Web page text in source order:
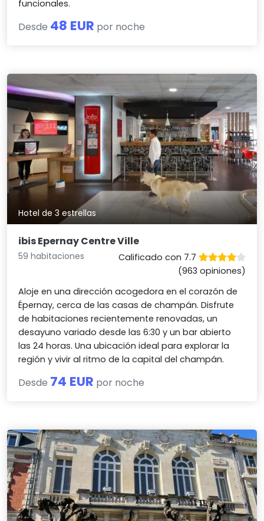
funcionales.
Desde 48 EUR por noche
Hotel de 3 estrellas
ibis Epernay Centre Ville
59 habitaciones
Calificado con 7.7
(963 opiniones)
Aloje en una dirección acogedora en el corazón de
Épernay, cerca de las casas de champán. Disfrute
de habitaciones recientemente renovadas, un
desayuno variado desde las 6:30 y un bar abierto
las 24 horas. Una ubicación ideal para explorar la
región y vivir al ritmo de la capital del champán.
Desde 74 EUR por noche